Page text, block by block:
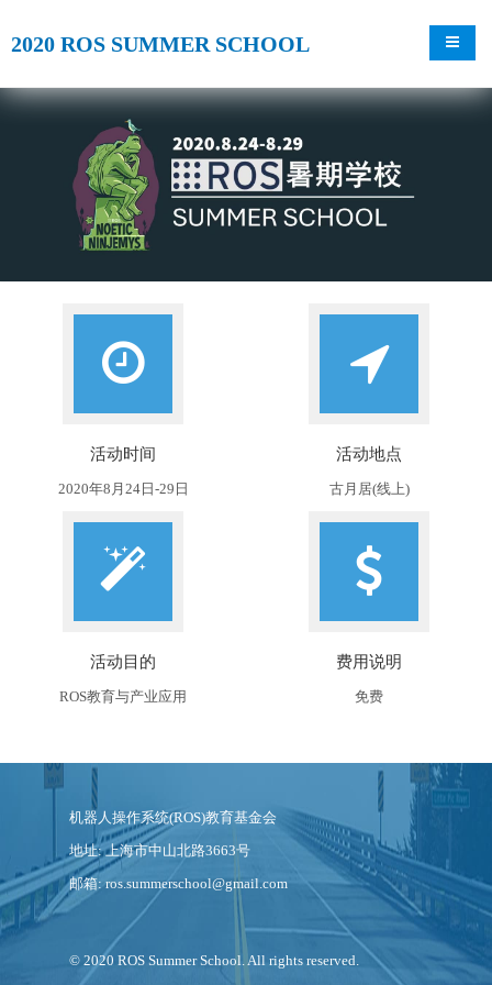
2020 ROS SUMMER SCHOOL 导航
活动时间
2020年8月24日-29日
活动地点
古月居(线上)
活动目的
ROS教育与产业应用
费用说明
免费
机器人操作系统(ROS)教育基金会
地址: 上海市中山北路3663号
邮箱: ros.summerschool@gmail.com
© 2020 ROS Summer School. All rights reserved.